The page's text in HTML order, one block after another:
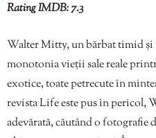
Rating IMDB: 7.3
Walter Mitty, un bărbat timid și
monotonia vieții sale reale
exotice, toate petrecute în
revista Life este pus în pericol,
adevărată, căutând o fotografie